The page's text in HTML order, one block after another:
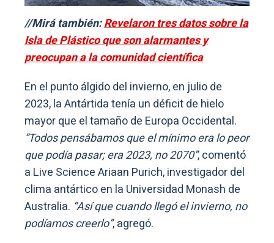
//Mirá también:Revelaron tres datos sobre la
Isla de Plástico que son alarmantes y
preocupan a la comunidad científica
En el punto álgido del invierno, en julio de
2023, la Antártida tenía un déficit de hielo
mayor que el tamaño de Europa Occidental.
“Todos pensábamos que el mínimo era lo peor
que podía pasar; era 2023, no 2070”, comentó
a Live Science Ariaan Purich, investigador del
clima antártico en la Universidad Monash de
Australia. “Así que cuando llegó el invierno, no
podíamos creerlo”, agregó.